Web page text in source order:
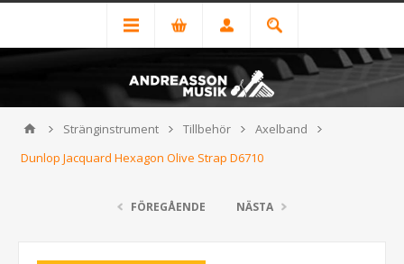
Stränginstrument Tillbehör
Axelband
Dunlop Jacquard Hexagon Olive Strap D6710
FÖREGÅENDE NÄSTA